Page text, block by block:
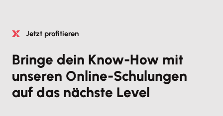
Jetzt profitieren
Bringe dein Know-How mit
unseren Online-Schulungen
auf das nächste Level